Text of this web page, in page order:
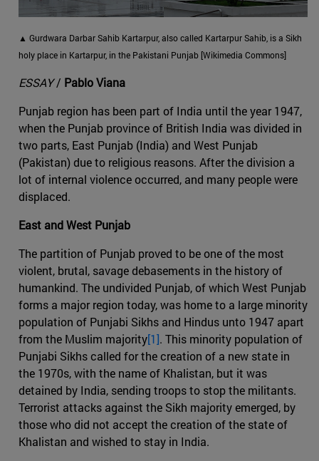
▲ Gurdwara Darbar Sahib Kartarpur, also called Kartarpur Sahib, is a Sikh
holy place in Kartarpur, in the Pakistani Punjab [Wikimedia Commons]
ESSAY/ Pablo Viana
Punjab region has been part of India until the year 1947,
when the Punjab province of British India was divided in
two parts, East Punjab (India) and West Punjab
(Pakistan) due to religious reasons. After the division a
lot of internal violence occurred, and many people were
displaced.
East and West Punjab
The partition of Punjab proved to be one of the most
violent, brutal, savage debasements in the history of
humankind. The undivided Punjab, of which West Punjab
forms a major region today, was home to a large minority
population of Punjabi Sikhs and Hindus unto 1947 apart
from the Muslim majority[1]. This minority population of
Punjabi Sikhs called for the creation of a new state in
the 1970s, with the name of Khalistan, but it was
detained by India, sending troops to stop the militants.
Terrorist attacks against the Sikh majority emerged, by
those who did not accept the creation of the state of
Khalistan and wished to stay in India.